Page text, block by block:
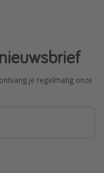
je regelmatig onze